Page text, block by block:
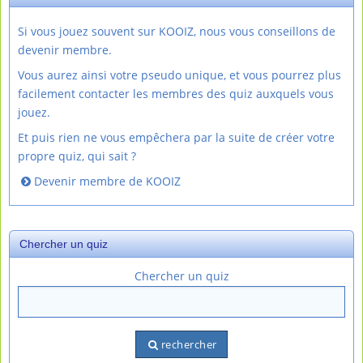
Si vous jouez souvent sur KOOIZ, nous vous conseillons de
devenir membre.
Vous aurez ainsi votre pseudo unique, et vous pourrez plus
facilement contacter les membres des quiz auxquels vous
jouez.
Et puis rien ne vous empêchera par la suite de créer votre
propre quiz, qui sait ?
Devenir membre de KOOIZ
Chercher un quiz
Chercher un quiz
rechercher